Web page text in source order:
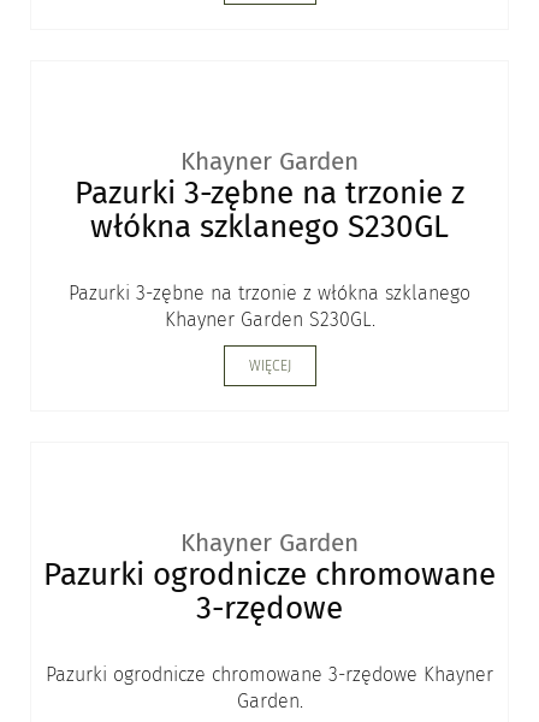
Khayner Garden
Pazurki 3-zębne na trzonie z
włókna szklanego S230GL
Pazurki 3-zębne na trzonie z włókna szklanego
Khayner Garden S230GL.
WIĘCEJ
Khayner Garden
Pazurki ogrodnicze chromowane
3-rzędowe
Pazurki ogrodnicze chromowane 3-rzędowe Khayner
Garden.